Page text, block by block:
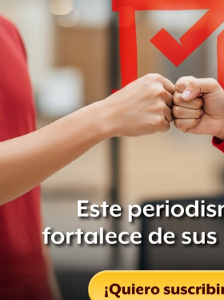
Compartir
OCULTAR